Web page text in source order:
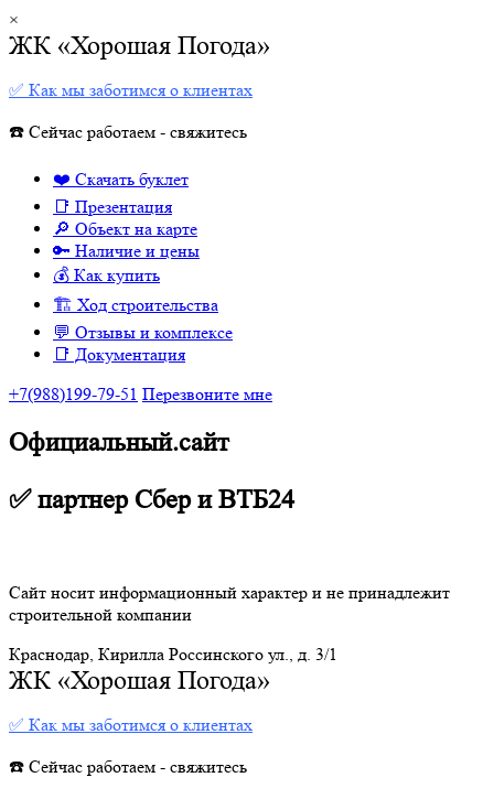
×
ЖК «Хорошая Погода»
✅ Как мы заботимся о клиентах
☎️ Сейчас работаем - свяжитесь
❤️ Скачать буклет
📑 Презентация
🔎 Объект на карте
🔑 Наличие и цены
💰 Как купить
🏗 Ход строительства
💬 Отзывы и комплексе
📑 Документация
+7(988)199-79-51 Перезвоните мне
Официальный.сайт
✅ партнер Сбер и ВТБ24
Сайт носит информационный характер и не принадлежит
строительной компании
Краснодар, Кирилла Россинского ул., д. 3/1
ЖК «Хорошая Погода»
✅ Как мы заботимся о клиентах
☎️ Сейчас работаем - свяжитесь